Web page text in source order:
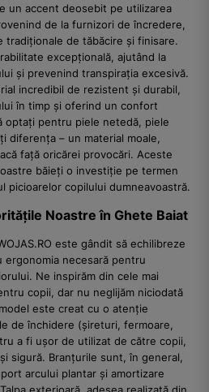
un accent deosebit pe utilizarea
de la furnizori de încredere,
de tăbăcire și finisare.
excepțională, ajutând la
și prevenind transpirația excesivă.
incredibil de rezistent și durabil,
în timp și oferind un confort
optați pentru piele netedă, piele
diferența – un material moale,
față oricărei provocări. Aceste
băieți o investiție pe termen
picioarelor copilului dumneavoastră.
Noastre în Ghete Baiat
este gândit să echilibreze
necesară pentru
Ne inspirăm din cele mai
copii, dar nu neglijăm niciodată
este creat cu o atenție
de închidere (șireturi, fermoare,
a fi ușor de utilizat de către copii,
sigură. Branțurile sunt, în general,
arcului plantar și amortizare